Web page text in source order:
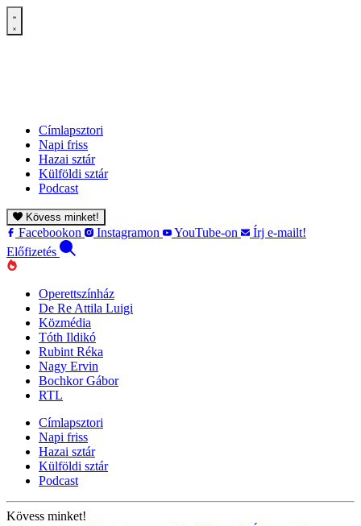
Címlapsztori
Napi friss
Hazai sztár
Külföldi sztár
Podcast
Kövess minket!
Facebookon Instagramon YouTube-on
Írj e-mailt!
Előfizetés
Operettszínház
De Re Attila Luigi
Közmédia
Tóth Ildikó
Rubint Réka
Nagy Ervin
Bochkor Gábor
RTL
Címlapsztori
Napi friss
Hazai sztár
Külföldi sztár
Podcast
Kövess minket!